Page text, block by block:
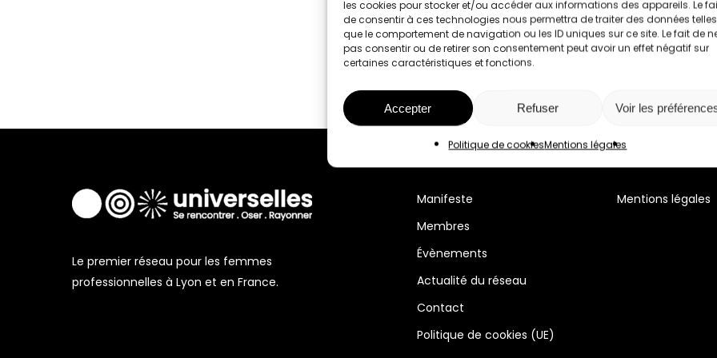
les cookies pour stocker et/ou accéder aux informations des appareils. Le
de consentir à ces technologies nous permettra de traiter des données telles
que le comportement de navigation ou les ID uniques sur ce site. Le fait de
pas consentir ou de retirer son consentement peut avoir un effet négatif sur
certaines caractéristiques et fonctions.
Accepter Refuser Voir les
Politique de cookiesMentions légales
Le premier réseau pour les femmes
professionnelles à Lyon et en France.
Manifeste
Membres
Évènements
Actualité du réseau
Contact
Politique de cookies (UE)
Mentions légales